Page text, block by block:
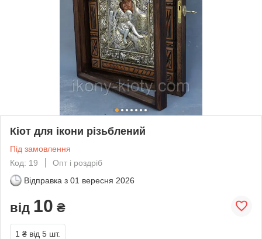
Кіот для ікони різьблений
Під замовлення
Код: 19
Опт і роздріб
Відправка з 01 вересня 2026
від 10 ₴
1 ₴ від 5 шт.